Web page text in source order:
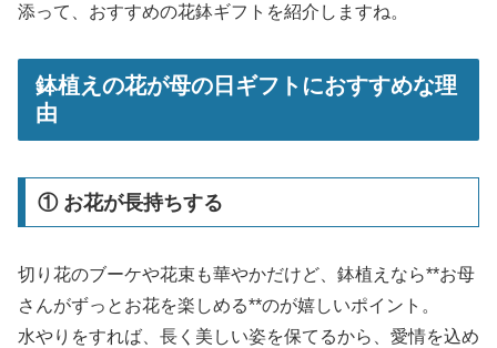
添って、おすすめの花鉢ギフトを紹介しますね。
鉢植えの花が母の日ギフトにおすすめな理
由
① お花が長持ちする
切り花のブーケや花束も華やかだけど、鉢植えなら**お母
さんがずっとお花を楽しめる**のが嬉しいポイント。
水やりをすれば、長く美しい姿を保てるから、愛情を込め